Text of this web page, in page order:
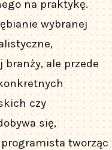
na praktykę.
wybranej
ale przede
czy
się,
tworząc